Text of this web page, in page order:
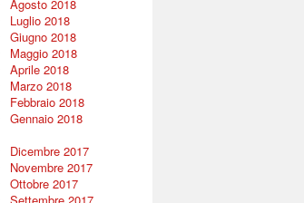
Agosto 2018
Luglio 2018
Giugno 2018
Maggio 2018
Aprile 2018
Marzo 2018
Febbraio 2018
Gennaio 2018
Dicembre 2017
Novembre 2017
Ottobre 2017